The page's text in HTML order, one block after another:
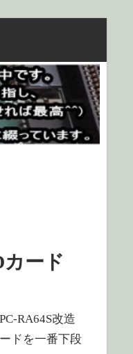
ード
RA64S改造
ドを一番下段